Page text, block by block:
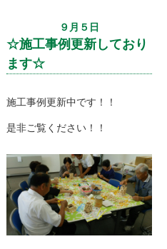
９月５日
☆施工事例更新しており
ます☆
施工事例更新中です！！
是非ご覧ください！！